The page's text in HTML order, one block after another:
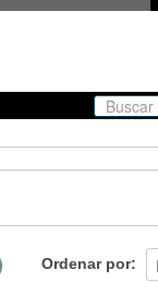
Ordenar por